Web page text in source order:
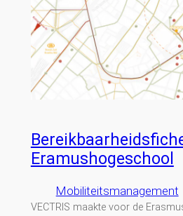
Eramushogeschool
Mobiliteitsmanagement
VECTRIS maakte voor de